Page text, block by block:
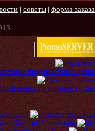
| советы | форма заказа